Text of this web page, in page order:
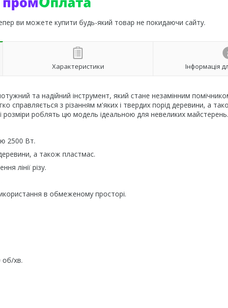
ви можете купити будь-який товар не покидаючи сайту.
Характеристики Інформація
та надійний інструмент, який стане незамінним
справляється з різанням м'яких і твердих порід деревини, а
розміри роблять цю модель ідеальною для невеликих майстерень.
2500 Вт.
а також пластмас.
лінії різу.
в обмеженому просторі.
об/хв.